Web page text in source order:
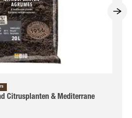
Citrusplanten & Mediterrane